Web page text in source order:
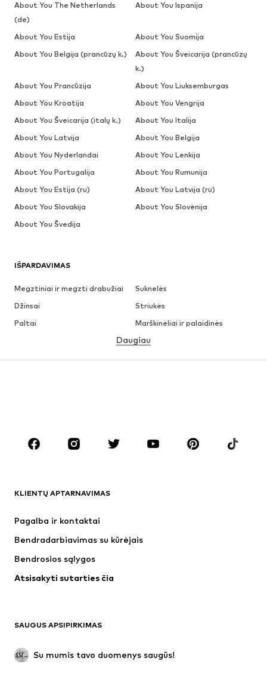
IŠPARDAVIMAS
Megztiniai ir megzti drabužiai
Suknelės
Džinsai
Striukės
Paltai
Marškinėliai ir palaidinės
Apatiniai
Sijonai
Palaidinės ir tunikos
Aksesuarai
Premium
Naujienos
Apatiniai
Paltai
Proginiai
Išskirtiniai
Daugiau
KLIENTŲ APTARNAVIMAS
Pagalba ir kontaktai
Bendradarbiavimas su kūrėjais
Bendrosios sąlygos
Atsisakyti sutarties čia
SAUGUS APSIPIRKIMAS
Su mumis tavo duomenys saugūs!
About You The Netherlands
(de)
About You Ispanija
About You Estija
About You Suomija
About You Belgija (prancūzų k.)
About You Šveicarija (prancūzų
k.)
About You Prancūzija
About You Liuksemburgas
About You Kroatija
About You Vengrija
About You Šveicarija (italų k.)
About You Italija
About You Latvija
About You Belgija
About You Nyderlandai
About You Lenkija
About You Portugalija
About You Rumunija
About You Estija (ru)
About You Latvija (ru)
About You Slovakija
About You Slovėnija
About You Švedija